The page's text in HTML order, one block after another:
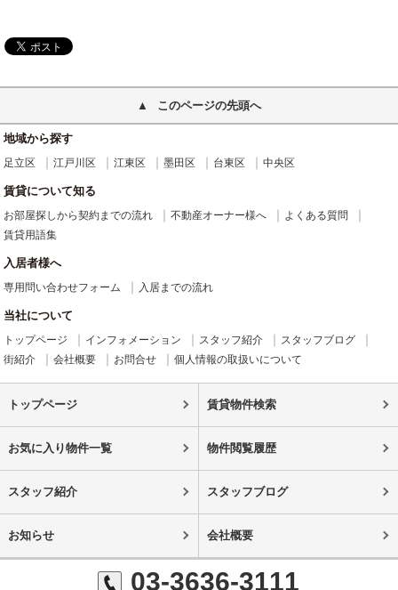
このページの先頭へ
地域から探す
足立区 江戸川区 江東区 墨田区 台東区 中央区
賃貸について知る
お部屋探しから契約までの流れ 不動産オーナー様へ
よくある質問
賃貸用語集
入居者様へ
専用問い合わせフォーム 入居までの流れ
当社について
トップページ インフォメーション スタッフ紹介
スタッフブログ
街紹介
会社概要 お問合せ 個人情報の取扱いについて
トップページ 賃貸物件検索
お気に入り物件一覧 物件閲覧履歴
スタッフ紹介 スタッフブログ
お知らせ 会社概要
03-3636-3111